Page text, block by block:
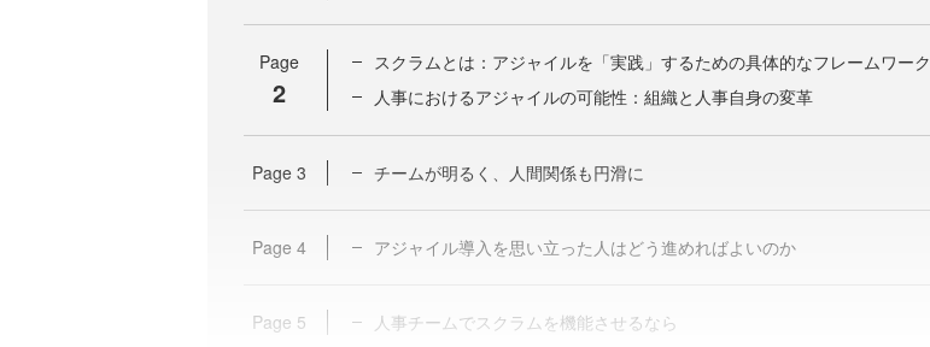
Page
2
スクラムとは：アジャイルを「実践」するための具体的なフレームワーク
人事におけるアジャイルの可能性：組織と人事自身の変革
Page 3 チームが明るく、人間関係も円滑に
Page 4 アジャイル導入を思い立った人はどう進めればよいのか
Page 5 人事チームでスクラムを機能させるなら